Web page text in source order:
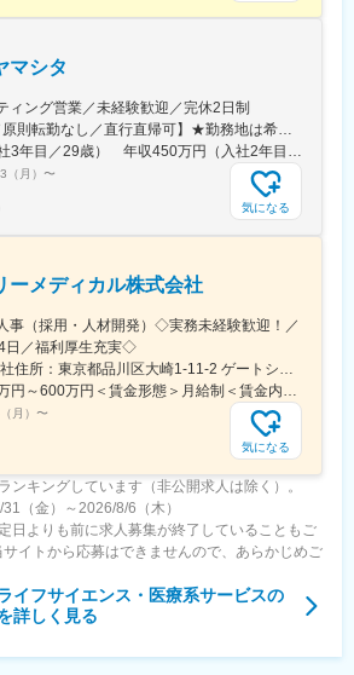
ご経験に合わせて決定します。例）2週間の本
の定める業務
マシタ
ィング営業／未経験歓迎／完休2日制
【全国27都府県／原則転勤なし／直行直帰可】★勤務地は希望を考慮★拠点により車通勤OK※充足状況により、ご希望の勤務地での募集が終了している場合があります。※転居を伴う転勤の有無は、半年ごとに希望を伺い、選択いただけます。■東北■・宮城県（仙台市）■関東■・東京都（東京23区など）・神奈川県（横浜市など）・埼玉県（さいたま市など）・千葉県（千葉市など）・茨城県（水戸市）・栃木県（宇都宮市／足利市）・群馬県（前橋市）■東海■・愛知県（名古屋市／豊田市／豊橋市／小牧市）・静岡県（静岡市／浜松市／沼津市／焼津市／富士市）・岐阜県（岐阜市）・三重県（四日市市）■信越・北陸■・長野県（長野市）・山梨県（甲府市）・石川県（金沢市）・富山県（富山市）・福井県（福井市）■関西■・大阪府・兵庫県（神戸市／尼崎市／姫路市）・京都府（京都市）・奈良県（奈良市／天理市）・滋賀県（大津市／彦根市）・和歌山県（和歌山市／田辺市）■中国■・広島県（広島市）・岡山県（岡山市）■四国■・香川県（高松市）■九州■・福岡県（福岡市）
年収535万円（入社3年目／29歳） 年収450万円（入社2年目／26歳）
月） 〜
気になる
ーメディカル株式会社
事（採用・人材開発）◇実務未経験歓迎！／
日／福利厚生充実◇
＜勤務地詳細＞本社住所：東京都品川区大崎1-11-2 ゲートシティ大崎イーストタワー22Ｆ勤務地最寄駅：JR山手線／大崎駅受動喫煙対策：屋内全面禁煙変更の範囲：会社の定める事業所（リモートワーク含む）
＜予定年収＞500万円～600万円＜賃金形態＞月給制＜賃金内訳＞月額（基本給）：300,000円～350,000円＜月給＞300,000円～350,000円＜昇給有無＞有＜残業手当＞有＜給与補足＞上記年収は、あくまで目安であり、前職・経験を考慮し検討させて頂きます。■昇給：あり■賞与：あり※会社業績と個人業績に応じて算定されます。賃金はあくまでも目安の金額であり、選考を通じて上下する可能性があります。月給(月額)は固定手当を含めた表記です。
月） 〜
気になる
ンキングしています（非公開求人は除く）。
（金）～2026/8/6（木）
日よりも前に求人募集が終了していることもご
イトから応募はできませんので、あらかじめご
イフサイエンス・医療系サービスの
詳しく見る